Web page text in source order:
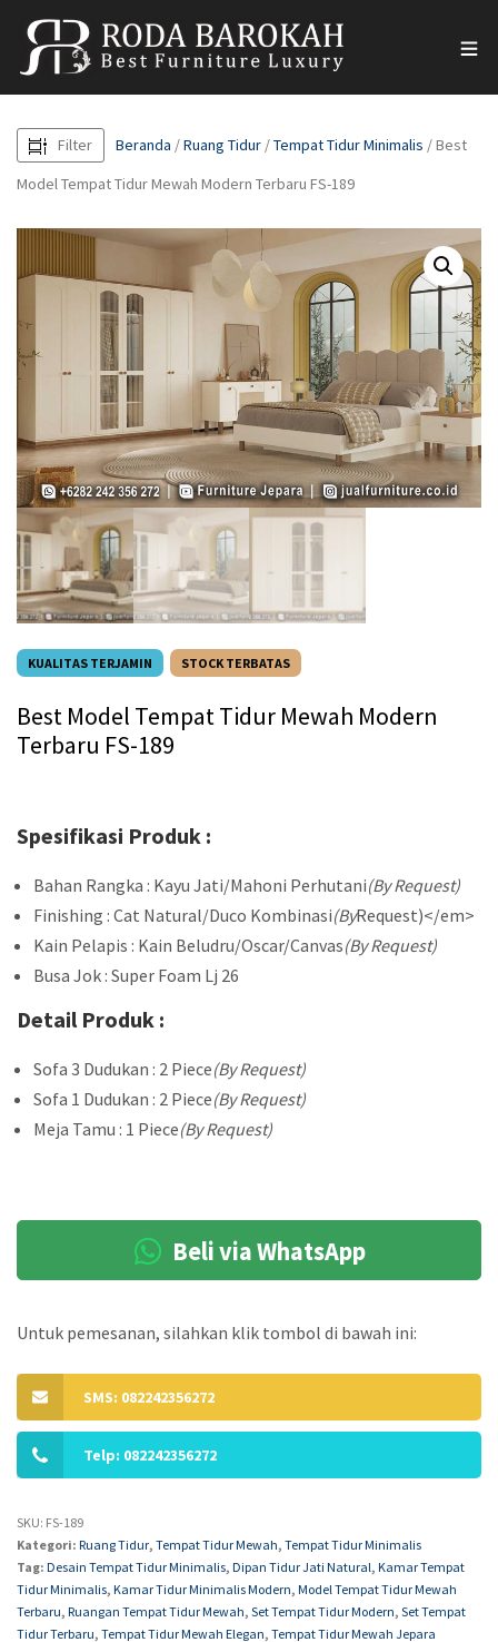
Filter Beranda /Ruang Tidur /Tempat Tidur Minimalis / Best
Model Tempat Tidur Mewah Modern Terbaru FS-189
KUALITAS TERJAMIN STOCK TERBATAS
Best Model Tempat Tidur Mewah Modern
Terbaru FS-189
Spesifikasi Produk :
Bahan Rangka : Kayu Jati/Mahoni Perhutani(By Request)
Finishing : Cat Natural/Duco Kombinasi(ByRequest)</em>
Kain Pelapis : Kain Beludru/Oscar/Canvas(By Request)
Busa Jok : Super Foam Lj 26
Detail Produk :
Sofa 3 Dudukan : 2 Piece(By Request)
Sofa 1 Dudukan : 2 Piece(By Request)
Meja Tamu : 1 Piece(By Request)
Beli via WhatsApp
Untuk pemesanan, silahkan klik tombol di bawah ini:
SMS: 082242356272
Telp: 082242356272
SKU: FS-189
Kategori: Ruang Tidur, Tempat Tidur Mewah, Tempat Tidur Minimalis
Tag: Desain Tempat Tidur Minimalis, Dipan Tidur Jati Natural, Kamar Tempat
Tidur Minimalis, Kamar Tidur Minimalis Modern, Model Tempat Tidur Mewah
Terbaru, Ruangan Tempat Tidur Mewah, Set Tempat Tidur Modern, Set Tempat
Tidur Terbaru, Tempat Tidur Mewah Elegan, Tempat Tidur Mewah Jepara